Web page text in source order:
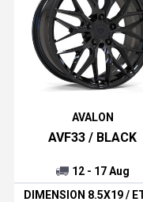
AVALON
AVF33 / BLACK
12 - 17 Aug
DIMENSION 8.5X19 /